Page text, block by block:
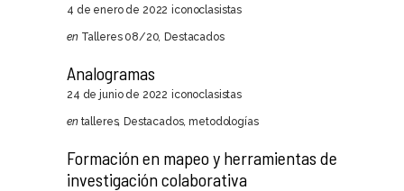
4 de enero de 2022 iconoclasistas
en Talleres 08/20, Destacados
Analogramas
24 de junio de 2022 iconoclasistas
en talleres, Destacados,metodologías
Formación en mapeo y herramientas de
investigación colaborativa